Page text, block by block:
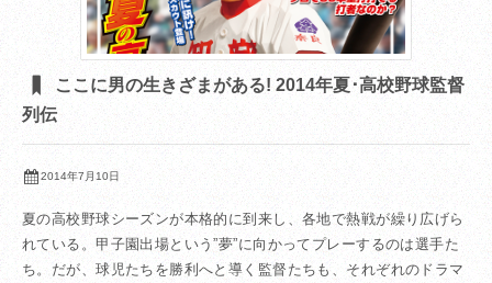
ここに男の生きざまがある! 2014年夏･高校野球監督
列伝
2014年7月10日
夏の高校野球シーズンが本格的に到来し、各地で熱戦が繰り広げら
れている。甲子園出場という”夢”に向かってプレーするのは選手た
ち。だが、球児たちを勝利へと導く監督たちも、それぞれのドラマ